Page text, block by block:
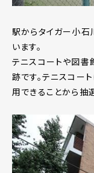
駅からタイガー小石
います。
テニスコートや図
跡です。テニスコー
用できることから抽